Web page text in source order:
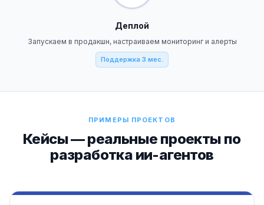
Деплой
Запускаем в продакшн, настраиваем мониторинг и алерты
Поддержка 3 мес.
ПРИМЕРЫ ПРОЕКТОВ
Кейсы — реальные проекты по
разработка ии-агентов